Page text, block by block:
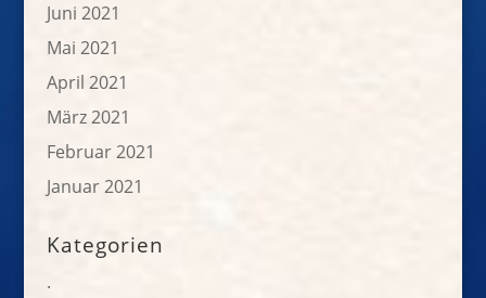
Juni 2021
Mai 2021
April 2021
März 2021
Februar 2021
Januar 2021
Kategorien
.